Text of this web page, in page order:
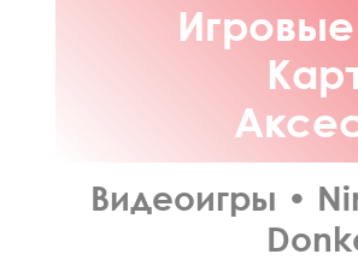
Видеоигры •